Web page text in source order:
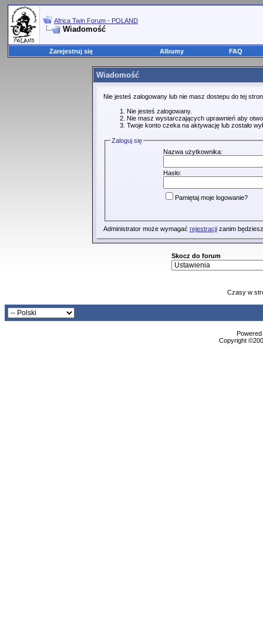
Africa Twin Forum - POLAND
Wiadomość
Zarejestruj się Albumy FAQ
Wiadomość
Nie jesteś zalogowany lub nie masz dostepu do tej
Nie jesteś zalogowany.
Nie masz wystarczających uprawnień aby
Twoje konto czeka na aktywację lub zostało
Zaloguj się
Nazwa użytkownika:
Hasło:
Pamiętaj moje logowanie?
Administrator może wymagać rejestracjizanim
Skocz do forum
Czasy w
Copyright